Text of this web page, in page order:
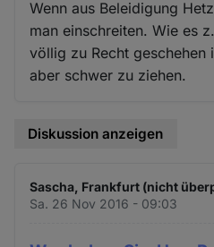
Wenn aus Beleidigung
man einschreiten. Wie es
völlig zu Recht geschehen
aber schwer zu ziehen.
Diskussion anzeigen
Sascha, Frankfurt (nicht
Sa. 26 Nov 2016 - 09:03